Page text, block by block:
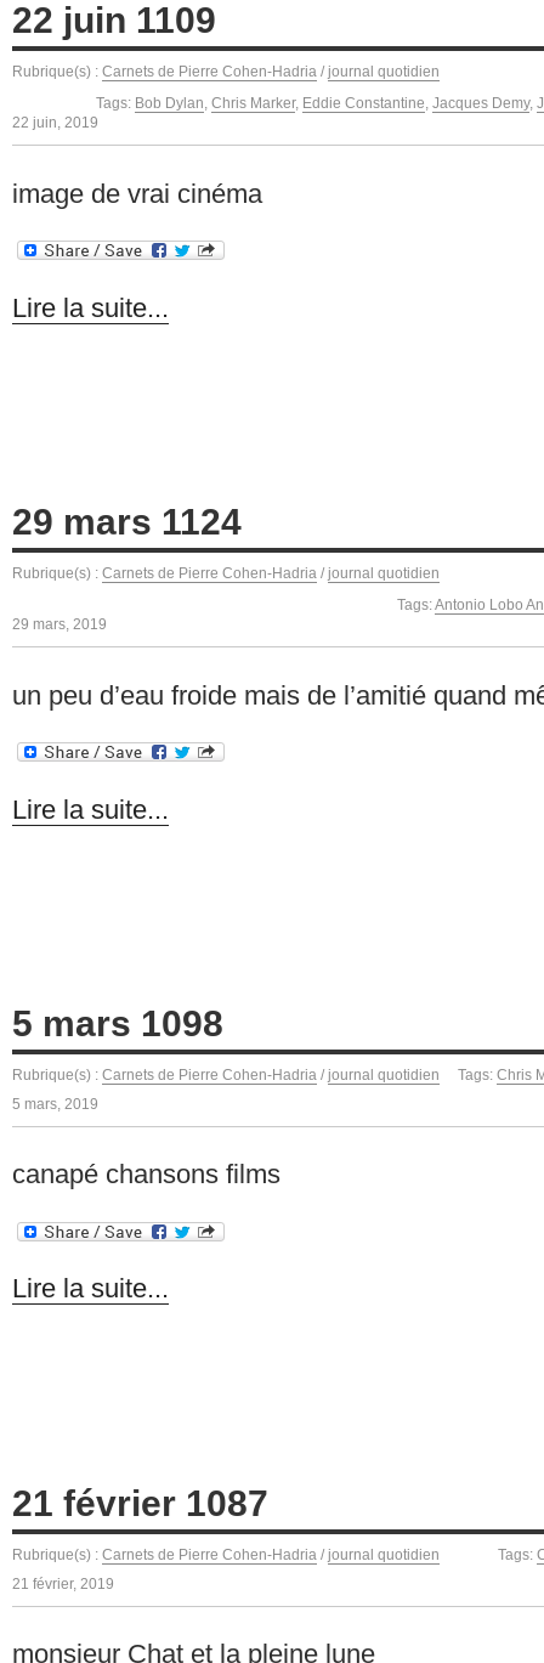
22 juin 1109
Rubrique(s) : Carnets de Pierre Cohen-Hadria / journal quotidien
Tags: Bob Dylan, Chris Marker, Eddie Constantine, Jacques Demy,
22 juin, 2019
image de vrai cinéma
Lire la suite...
29 mars 1124
Rubrique(s) : Carnets de Pierre Cohen-Hadria / journal quotidien
Tags:Antonio Lobo
29 mars, 2019
un peu d’eau froide mais de l’amitié quand
Lire la suite...
5 mars 1098
Rubrique(s) : Carnets de Pierre Cohen-Hadria / journal quotidien Tags: Chris
5 mars, 2019
canapé chansons films
Lire la suite...
21 février 1087
Rubrique(s) : Carnets de Pierre Cohen-Hadria / journal quotidien Tags:
21 février, 2019
monsieur Chat et la pleine lune